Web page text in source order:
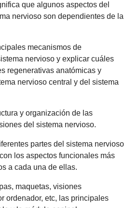
que algunos aspectos del
nervioso son dependientes de la
mecanismos de
nervioso y explicar cuáles
regenerativas anatómicas y
nervioso central y del sistema
y organización de las
del sistema nervioso.
partes del sistema nervioso
los aspectos funcionales más
a cada una de ellas.
maquetas, visiones
ordenador, etc, las principales